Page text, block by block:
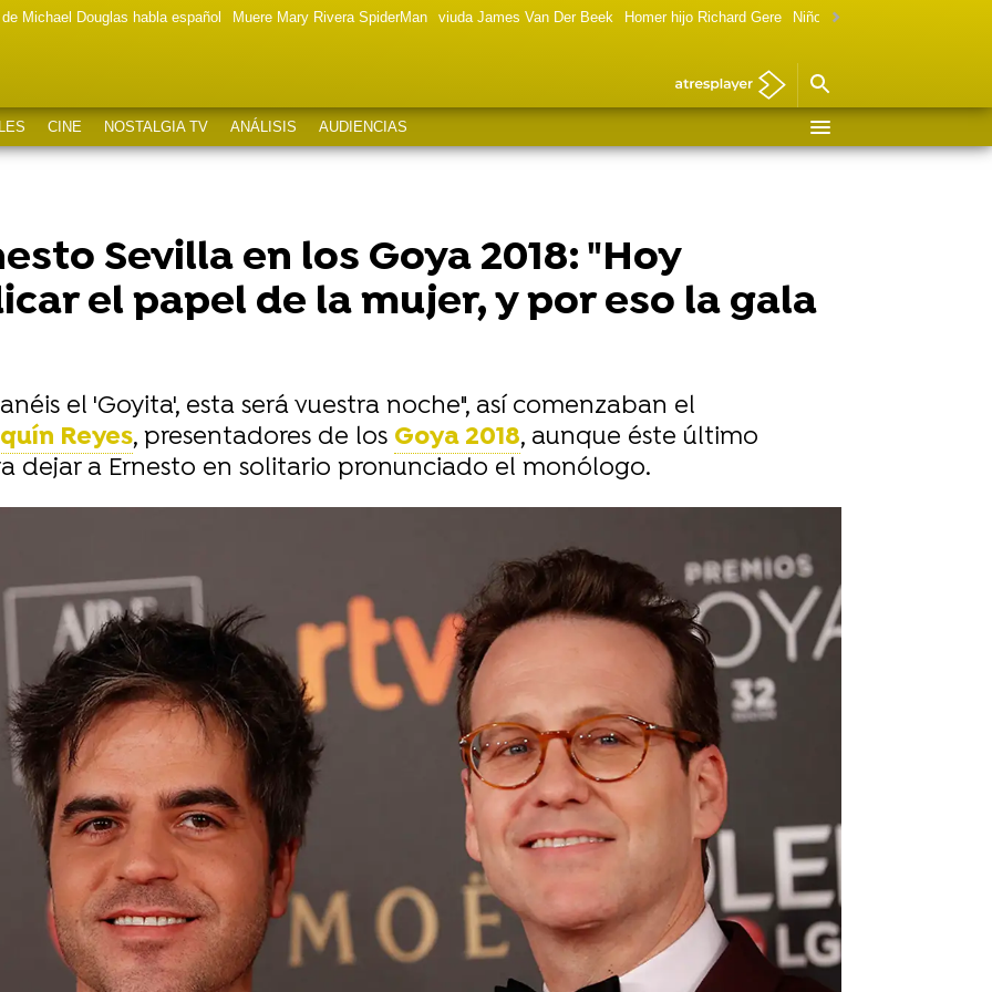
Michael Douglas habla español Muere Mary Rivera SpiderMan viuda James Van Der Beek Homer hijo Richard Gere Niño de Terminator ahora
CINE NOSTALGIA TV ANÁLISIS AUDIENCIAS
Sevilla en los Goya 2018: "Hoy
el papel de la mujer, y por eso la gala
el 'Goyita', esta será vuestra noche", así comenzaban el
Reyes, presentadores de los Goya 2018, aunque éste último
dejar a Ernesto en solitario pronunciado el monólogo.